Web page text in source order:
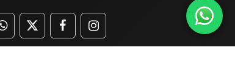
WhatsApp
TwitterFacebookFacebook